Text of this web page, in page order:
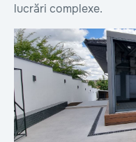
lucrări complexe.